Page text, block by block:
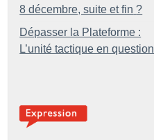
8 décembre, suite et fin ?
Dépasser la Plateforme :
L’unité tactique en question